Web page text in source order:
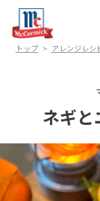
トップ アレンジレシ
ネギと